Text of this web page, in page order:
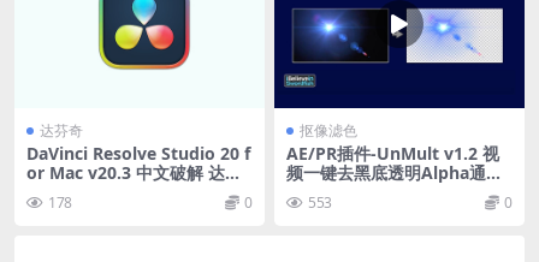
达芬奇
DaVinci Resolve Studio 20 f
or Mac v20.3 中文破解 达芬
178 0
抠像滤色
AE/PR插件-UnMult v1.2 视
频一键去黑底透明Alpha通道
553 0